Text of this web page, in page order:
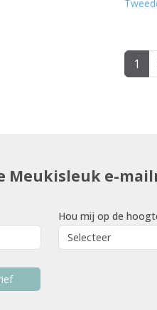
1
Meukisleuk e-
Hou mij op de